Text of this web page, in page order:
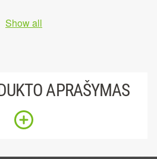
Show all
APRAŠYMAS